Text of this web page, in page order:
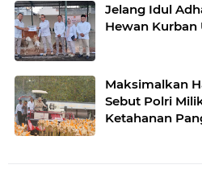
Jelang Idul
Hewan Kurban
Maksimalkan
Sebut Polri
Ketahanan